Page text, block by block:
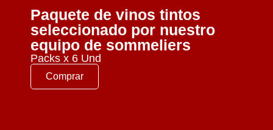
Paquete de vinos tintos
seleccionado por nuestro
equipo de sommeliers
Packs x 6 Und
Comprar